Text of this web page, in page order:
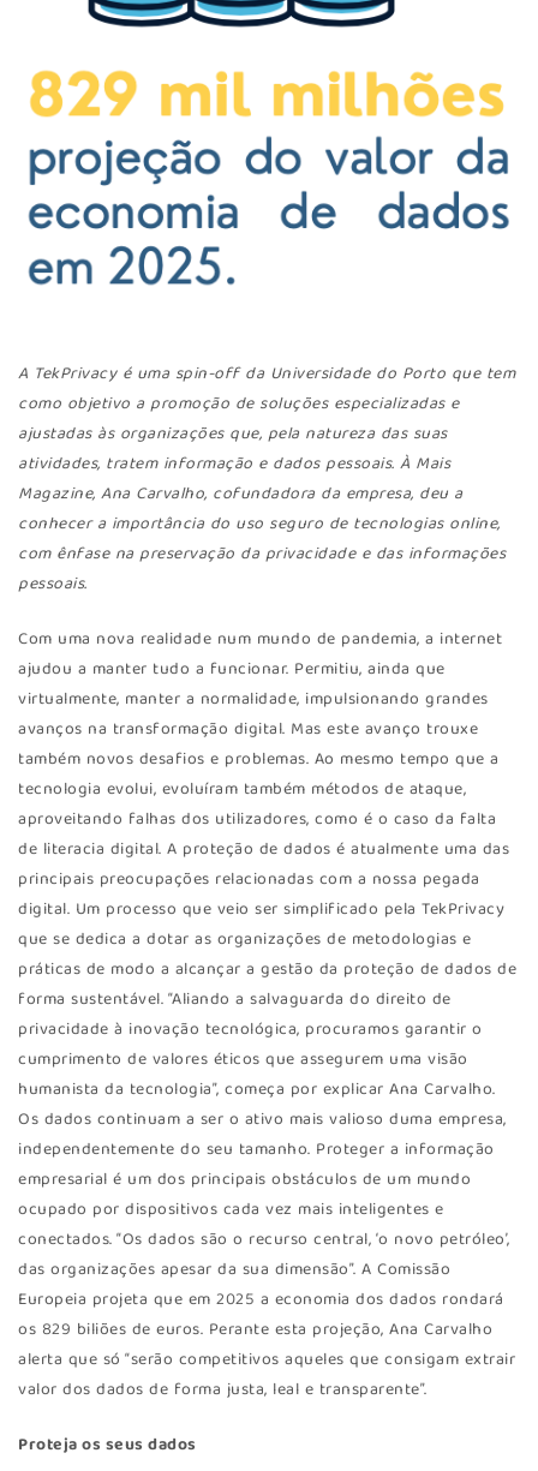
A TekPrivacy é uma spin-off da Universidade do Porto que tem
como objetivo a promoção de soluções especializadas e
ajustadas às organizações que, pela natureza das suas
atividades, tratem informação e dados pessoais. À Mais
Magazine, Ana Carvalho, cofundadora da empresa, deu a
conhecer a importância do uso seguro de tecnologias online,
com ênfase na preservação da privacidade e das informações
pessoais.
Com uma nova realidade num mundo de pandemia, a internet
ajudou a manter tudo a funcionar. Permitiu, ainda que
virtualmente, manter a normalidade, impulsionando grandes
avanços na transformação digital. Mas este avanço trouxe
também novos desafios e problemas. Ao mesmo tempo que a
tecnologia evolui, evoluíram também métodos de ataque,
aproveitando falhas dos utilizadores, como é o caso da falta
de literacia digital. A proteção de dados é atualmente uma das
principais preocupações relacionadas com a nossa pegada
digital. Um processo que veio ser simplificado pela TekPrivacy
que se dedica a dotar as organizações de metodologias e
práticas de modo a alcançar a gestão da proteção de dados de
forma sustentável. “Aliando a salvaguarda do direito de
privacidade à inovação tecnológica, procuramos garantir o
cumprimento de valores éticos que assegurem uma visão
humanista da tecnologia”, começa por explicar Ana Carvalho.
Os dados continuam a ser o ativo mais valioso duma empresa,
independentemente do seu tamanho. Proteger a informação
empresarial é um dos principais obstáculos de um mundo
ocupado por dispositivos cada vez mais inteligentes e
conectados. “Os dados são o recurso central, ‘o novo petróleo’,
das organizações apesar da sua dimensão”. A Comissão
Europeia projeta que em 2025 a economia dos dados rondará
os 829 biliões de euros. Perante esta projeção, Ana Carvalho
alerta que só “serão competitivos aqueles que consigam extrair
valor dos dados de forma justa, leal e transparente”.
Proteja os seus dados